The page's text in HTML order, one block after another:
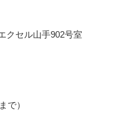
クセル山手902号室
で）